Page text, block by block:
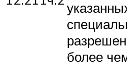
более